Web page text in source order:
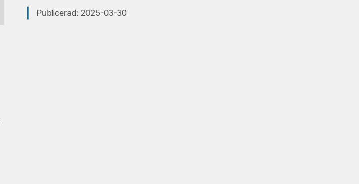
Publicerad: 2025-03-30